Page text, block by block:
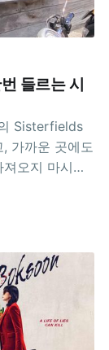
들르는 시
Sisterfields
가까운 곳에도
오지 마시고,
. 사람들이
때 하드락 발